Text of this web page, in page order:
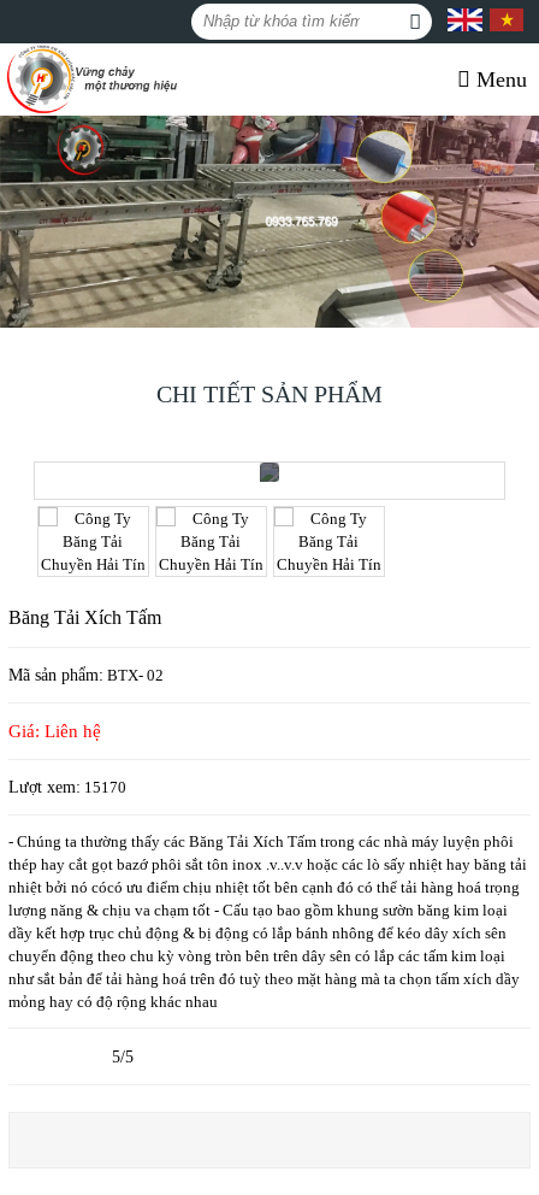
Menu
CHI TIẾT SẢN PHẨM
Băng Tải Xích Tấm
Mã sản phẩm: BTX- 02
Giá: Liên hệ
Lượt xem: 15170
- Chúng ta thường thấy các Băng Tải Xích Tấm trong các nhà máy luyện phôi
thép hay cắt gọt bazớ phôi sắt tôn inox .v..v.v hoặc các lò sấy nhiệt hay băng tải
nhiệt bởi nó cócó ưu điểm chịu nhiệt tốt bên cạnh đó có thể tải hàng hoá trọng
lượng năng & chịu va chạm tốt - Cấu tạo bao gồm khung sườn băng kim loại
dầy kết hợp trục chủ động & bị động có lắp bánh nhông để kéo dây xích sên
chuyển động theo chu kỳ vòng tròn bên trên dây sên có lắp các tấm kim loại
như sắt bản để tải hàng hoá trên đó tuỳ theo mặt hàng mà ta chọn tấm xích dầy
mỏng hay có độ rộng khác nhau
5/5